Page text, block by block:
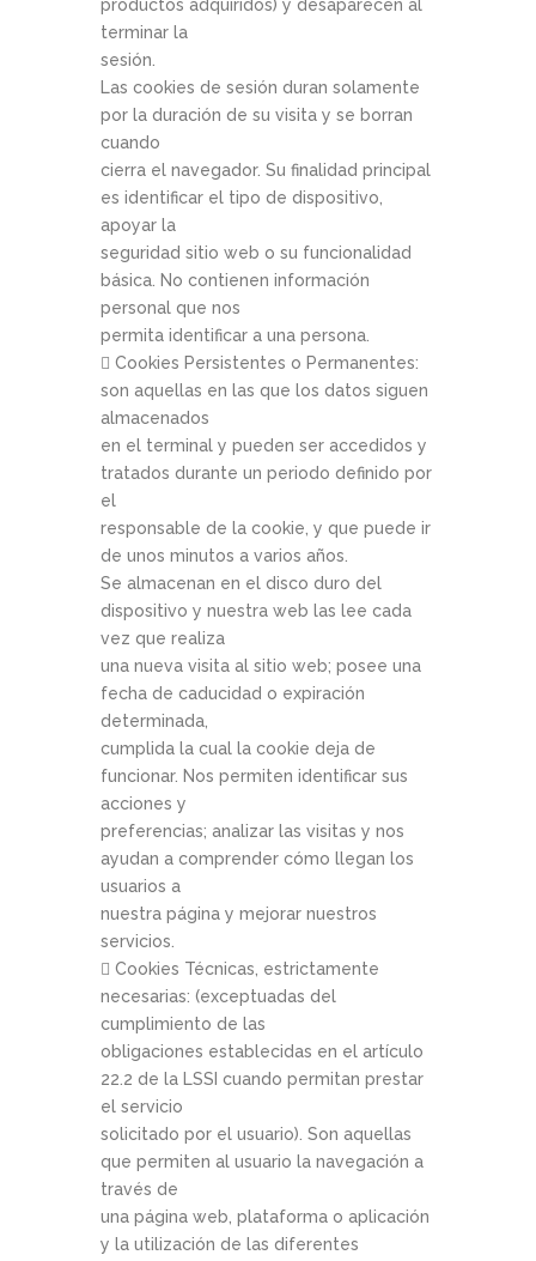
productos adquiridos) y desaparecen al
terminar la
sesión.
Las cookies de sesión duran solamente
por la duración de su visita y se borran
cuando
cierra el navegador. Su finalidad principal
es identificar el tipo de dispositivo,
apoyar la
seguridad sitio web o su funcionalidad
básica. No contienen información
personal que nos
permita identificar a una persona.
 Cookies Persistentes o Permanentes:
son aquellas en las que los datos siguen
almacenados
en el terminal y pueden ser accedidos y
tratados durante un periodo definido por
el
responsable de la cookie, y que puede ir
de unos minutos a varios años.
Se almacenan en el disco duro del
dispositivo y nuestra web las lee cada
vez que realiza
una nueva visita al sitio web; posee una
fecha de caducidad o expiración
determinada,
cumplida la cual la cookie deja de
funcionar. Nos permiten identificar sus
acciones y
preferencias; analizar las visitas y nos
ayudan a comprender cómo llegan los
usuarios a
nuestra página y mejorar nuestros
servicios.
 Cookies Técnicas, estrictamente
necesarias: (exceptuadas del
cumplimiento de las
obligaciones establecidas en el artículo
22.2 de la LSSI cuando permitan prestar
el servicio
solicitado por el usuario). Son aquellas
que permiten al usuario la navegación a
través de
una página web, plataforma o aplicación
y la utilización de las diferentes